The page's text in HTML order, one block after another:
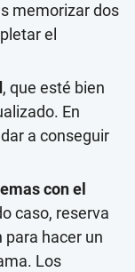
memorizar dos
el
, que esté bien
En
a conseguir
con el
caso, reserva
para hacer un
Los